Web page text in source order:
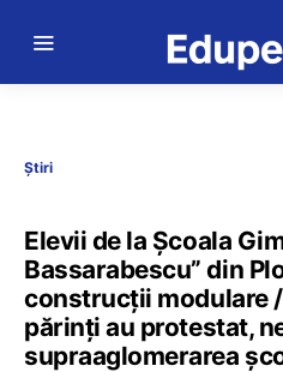
Știri
Elevii de la Școala
Bassarabescu” din
construcții modulare
părinți au protestat,
supraaglomerarea